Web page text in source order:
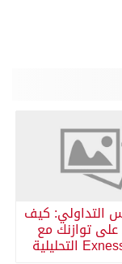
التداولي: كيف
توازنك مع